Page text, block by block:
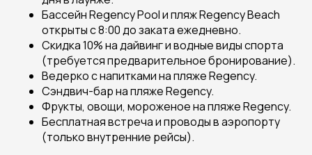
Бассейн Regency Pool и пляж Regency Beach
открыты с 8:00 до заката ежедневно.
Скидка 10% на дайвинг и водные виды спорта
(требуется предварительное бронирование).
Ведерко с напитками на пляже Regency.
Сэндвич-бар на пляже Regency.
Фрукты, овощи, мороженое на пляже Regency.
Бесплатная встреча и проводы в аэропорту
(только внутренние рейсы).